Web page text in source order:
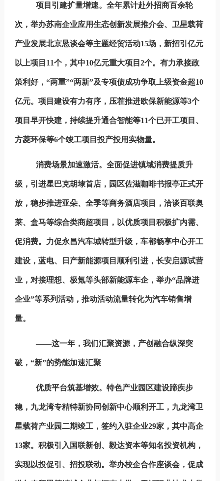
项目引建扩量增速。 全年累计赴外招商百余轮
次，举办苏南企业应用生态创新发展推介会、卫星载荷
产业发展北京恳谈会等主题经贸活动15场，新招引亿元
以上项目11个，其中10亿元重大项目2个。有力承接政
策利好，“两重”“两新”及专项债成功争取上级资金超10
亿元。项目建设有力有序，压茬推进欧保新能源等3个
项目早开快建，持续提升通合智能等11个已开工项目、
方菱环保等6个竣工项目投产投用实物量。
消费场景加速激活。 全面促进镇域消费提质升
级，引进星巴克胡埭首店，园区佐滋咖啡书报亭正式开
放，稳步推进亚朵、全季等商务酒店项目，洽谈百联奥
莱、盒马等综合类商超项目，以优质项目积极扩内需、
促消费。力促永昌汽车城转型升级，车都畅享中心开工
建设，蓝电、日产新能源项目顺利引进，长安启源试营
业，对接理想、极氪等头部新能源车企，举办“品牌进
企业”等系列活动，推动活动流量转化为汽车销售增
量。
——这一年，我们汇聚资源，产创融合纵深突
破，“新”的势能加速汇聚
优质平台筑基增效。 特色产业园区建设蹄疾步
稳，九龙湾专精特新协同创新中心顺利开工，九龙湾卫
星载荷产业园二期竣工，签约入驻企业29家，其中高企
13家。积极引入国联新创、毅达资本等知名投资机构，
实现以投促引、招投联动。举办校企合作座谈会，促成